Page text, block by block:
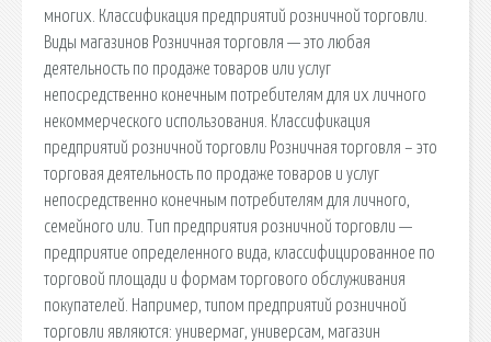
многих. Классификация предприятий розничной торговли.
Виды магазинов Розничная торговля — это любая
деятельность по продаже товаров или услуг
непосредственно конечным потребителям для их личного
некоммерческого использования. Классификация
предприятий розничной торговли Розничная торговля – это
торговая деятельность по продаже товаров и услуг
непосредственно конечным потребителям для личного,
семейного или. Тип предприятия розничной торговли —
предприятие определенного вида, классифицированное по
торговой площади и формам торгового обслуживания
покупателей. Например, типом предприятий розничной
торговли явля­ются: универмаг, универсам, магазин